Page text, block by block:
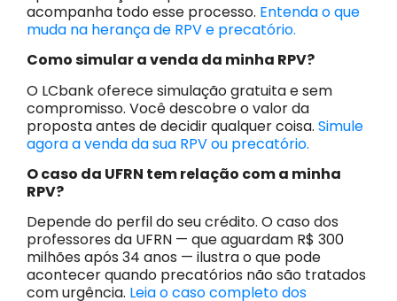
acompanha todo esse processo. Entenda o que
muda na herança de RPV e precatório.
Como simular a venda da minha RPV?
O LCbank oferece simulação gratuita e sem
compromisso. Você descobre o valor da
proposta antes de decidir qualquer coisa. Simule
agora a venda da sua RPV ou precatório.
O caso da UFRN tem relação com a minha
RPV?
Depende do perfil do seu crédito. O caso dos
professores da UFRN — que aguardam R$ 300
milhões após 34 anos — ilustra o que pode
acontecer quando precatórios não são tratados
com urgência. Leia o caso completo dos